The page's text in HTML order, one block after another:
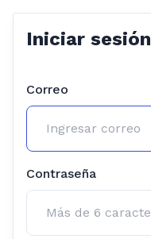
Iniciar sesión
Correo
Contraseña